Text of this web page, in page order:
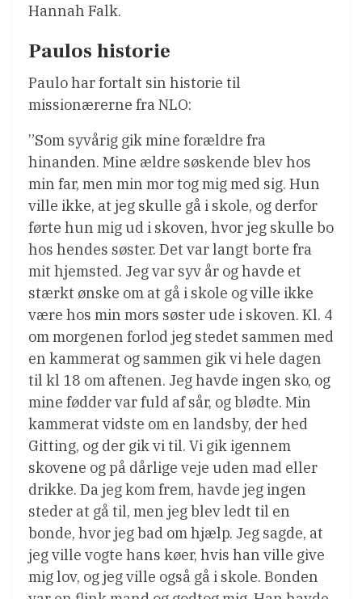
Hannah Falk.
Paulos historie
Paulo har fortalt sin historie til
missionærerne fra NLO:
”Som syvårig gik mine forældre fra
hinanden. Mine ældre søskende blev hos
min far, men min mor tog mig med sig. Hun
ville ikke, at jeg skulle gå i skole, og derfor
førte hun mig ud i skoven, hvor jeg skulle bo
hos hendes søster. Det var langt borte fra
mit hjemsted. Jeg var syv år og havde et
stærkt ønske om at gå i skole og ville ikke
være hos min mors søster ude i skoven. Kl. 4
om morgenen forlod jeg stedet sammen med
en kammerat og sammen gik vi hele dagen
til kl 18 om aftenen. Jeg havde ingen sko, og
mine fødder var fuld af sår, og blødte. Min
kammerat vidste om en landsby, der hed
Gitting, og der gik vi til. Vi gik igennem
skovene og på dårlige veje uden mad eller
drikke. Da jeg kom frem, havde jeg ingen
steder at gå til, men jeg blev ledt til en
bonde, hvor jeg bad om hjælp. Jeg sagde, at
jeg ville vogte hans køer, hvis han ville give
mig lov, og jeg ville også gå i skole. Bonden